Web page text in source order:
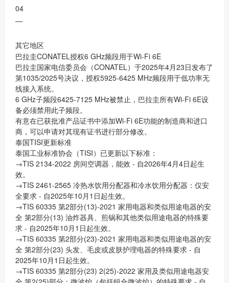
04
—
其它地区
巴拉圭CONATEL授权6 GHz频段用于Wi-Fi 6E
巴拉圭国家电信委员会（CONATEL）于2025年4月23日发布了
第1035/2025号决议，授权5925-6425 MHz频段用于低功率无
线接入系统。
6 GHz子频段6425-7125 MHz被禁止，巴拉圭所有Wi-Fi 6E设
备必须禁用此子频段。
有意在已获批准产品证书中添加Wi-Fi 6E功能的制造商和进口
商，可以申请对其现有证书进行部分修改。
泰国TISI更新标准
泰国工业标准协会（TISI）已更新以下标准：
→TIS 2134-2022 房间空调器，能效 - 自2026年4月4日起生
效。
→TIS 2461-2565 冷热水饮用分配器和冷水饮用分配器：仅安
全要求 - 自2025年10月1日起生效。
→TIS 60335 第2部分(13)-2021 家用电器和类似用途电器的安
全 第2部分(13) 油炸器具、煎锅和其他类似用途电器的特殊要
求 - 自2025年10月1日起生效。
→TIS 60335 第2部分(23)-2021 家用电器和类似用途电器的安
全 第2部分(23) 头发、毛皮或皮肤护理电器的特殊要求 - 自
2025年10月1日起生效。
→TIS 60335 第2部分(23) 2(25)-2022 家用及类似用途电器安